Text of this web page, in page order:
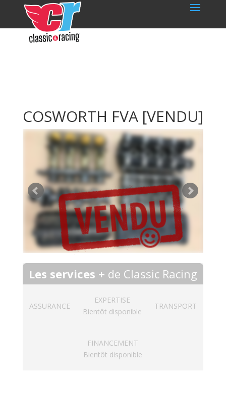
COSWORTH FVA [VENDU]
Les services + de Classic Racing
ASSURANCE
EXPERTISE
Bientôt disponible
TRANSPORT
FINANCEMENT
Bientôt disponible